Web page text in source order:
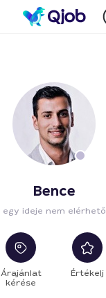
Bence
egy ideje nem elérhető
Árajánlat
kérése
Értékelj